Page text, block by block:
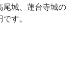
尾城、蓮台寺城の
す。